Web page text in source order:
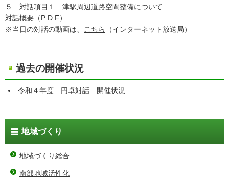
５ 対話項目１ 津駅周辺道路空間整備について
対話概要（P D F）
※当日の対話の動画は、
こちら （インターネット放送局）
過去の開催状況
令和４年度 円卓対話 開催状況
地域づくり
地域づくり総合
南部地域活性化